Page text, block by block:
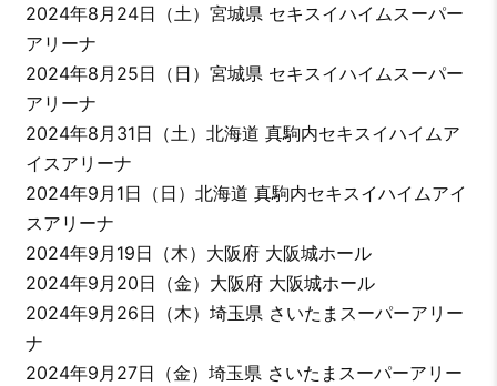
2024年8月24日（土）宮城県 セキスイハイムスーパー
アリーナ
2024年8月25日（日）宮城県 セキスイハイムスーパー
アリーナ
2024年8月31日（土）北海道 真駒内セキスイハイムア
イスアリーナ
2024年9月1日（日）北海道 真駒内セキスイハイムアイ
スアリーナ
2024年9月19日（木）大阪府 大阪城ホール
2024年9月20日（金）大阪府 大阪城ホール
2024年9月26日（木）埼玉県 さいたまスーパーアリー
ナ
2024年9月27日（金）埼玉県 さいたまスーパーアリー